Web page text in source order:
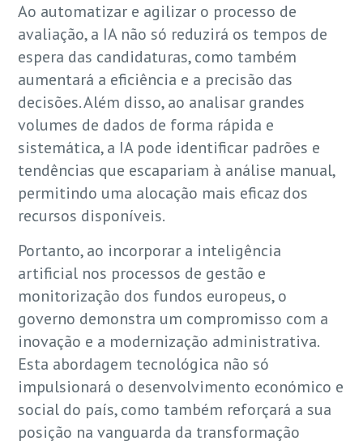
Ao automatizar e agilizar o processo de
avaliação, a IA não só reduzirá os tempos de
espera das candidaturas, como também
aumentará a eficiência e a precisão das
decisões. Além disso, ao analisar grandes
volumes de dados de forma rápida e
sistemática, a IA pode identificar padrões e
tendências que escapariam à análise manual,
permitindo uma alocação mais eficaz dos
recursos disponíveis.
Portanto, ao incorporar a inteligência
artificial nos processos de gestão e
monitorização dos fundos europeus, o
governo demonstra um compromisso com a
inovação e a modernização administrativa.
Esta abordagem tecnológica não só
impulsionará o desenvolvimento económico e
social do país, como também reforçará a sua
posição na vanguarda da transformação